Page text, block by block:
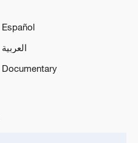
Español
العربية
Documentary